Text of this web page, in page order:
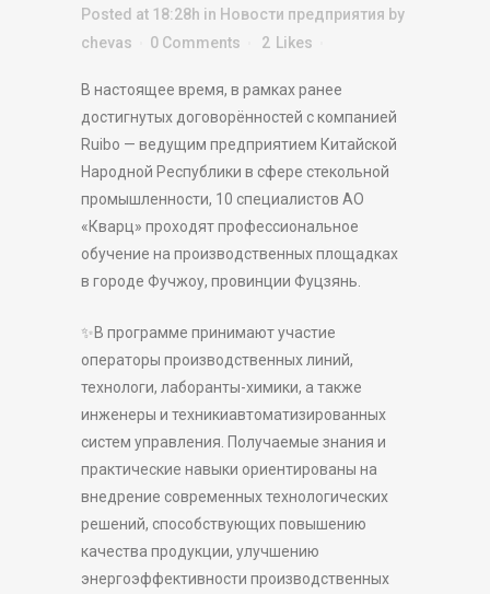
Posted at 18:28h in Новости предприятия by
chevas
0 Comments 2 Likes
В настоящее время, в рамках ранее
достигнутых договорённостей с компанией
Ruibo — ведущим предприятием Китайской
Народной Республики в сфере стекольной
промышленности, 10 специалистов АО
«Кварц» проходят профессиональное
обучение на производственных площадках
в городе Фучжоу, провинции Фуцзянь.
✨В программе принимают участие
операторы производственных линий,
технологи, лаборанты-химики, а также
инженеры и техникиавтоматизированных
систем управления. Получаемые знания и
практические навыки ориентированы на
внедрение современных технологических
решений, способствующих повышению
качества продукции, улучшению
энергоэффективности производственных